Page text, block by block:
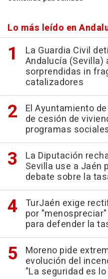
Lo más leído en
La Guardia Civil
Andalucía (Sevilla)
sorprendidas in
catalizadores
El Ayuntamiento
de cesión de
programas
La Diputación
Sevilla use a Jaén
debate sobre la
TurJaén exige
por
para defender la
Moreno pide
evolución del
"La seguridad es